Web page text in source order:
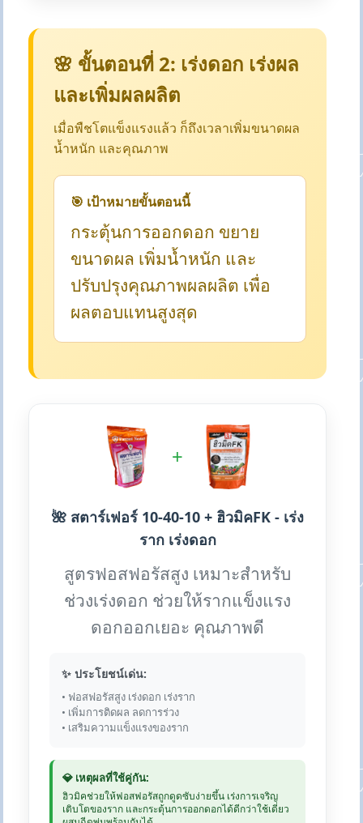
🌸 ขั้นตอนที่ 2: เร่งดอก เร่งผล
และเพิ่มผลผลิต
เมื่อพืชโตแข็งแรงแล้ว ก็ถึงเวลาเพิ่มขนาดผล
น้ำหนัก และคุณภาพ
🎯 เป้าหมายขั้นตอนนี้
กระตุ้นการออกดอก ขยาย
ขนาดผล เพิ่มน้ำหนัก และ
ปรับปรุงคุณภาพผลผลิต เพื่อ
ผลตอบแทนสูงสุด
+
🌺 สตาร์เฟอร์ 10-40-10 + ฮิวมิคFK - เร่ง
ราก เร่งดอก
สูตรฟอสฟอรัสสูง เหมาะสำหรับ
ช่วงเร่งดอก ช่วยให้รากแข็งแรง
ดอกออกเยอะ คุณภาพดี
✨ ประโยชน์เด่น:
• ฟอสฟอรัสสูง เร่งดอก เร่งราก
• เพิ่มการติดผล ลดการร่วง
• เสริมความแข็งแรงของราก
💎 เหตุผลที่ใช้คู่กัน:
ฮิวมิคช่วยให้ฟอสฟอรัสถูกดูดซับง่ายขึ้น เร่งการเจริญ
เติบโตของราก และกระตุ้นการออกดอกได้ดีกว่าใช้เดี่ยว